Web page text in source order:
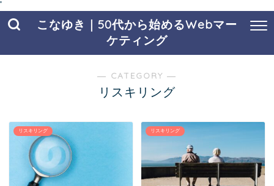
'
こなゆき｜50代から始めるWebマー
ケティング
― CATEGORY ―
リスキリング
リスキリング リスキリング